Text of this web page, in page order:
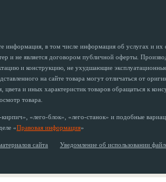
информация, в том числе информация об услугах и
и не является договором публичной оферты.
и конструкцию, не ухудшающие
на сайте товара могут отличаться от
цвета и иных характеристик товаров обращаться к
товара.
«лего-блок», «лего-станок» и подобные
«Правовая информация»
сайта Уведомление об использовании